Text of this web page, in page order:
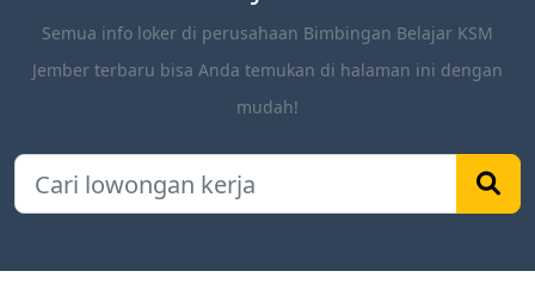
Semua info loker di perusahaan Bimbingan Belajar KSM
Jember terbaru bisa Anda temukan di halaman ini dengan
mudah!